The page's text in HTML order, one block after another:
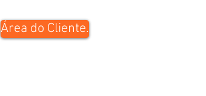
Área do Cliente.